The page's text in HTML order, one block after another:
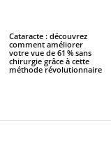
Cataracte : découvrez
comment améliorer
votre vue de 61 % sans
chirurgie grâce à cette
méthode révolutionnaire